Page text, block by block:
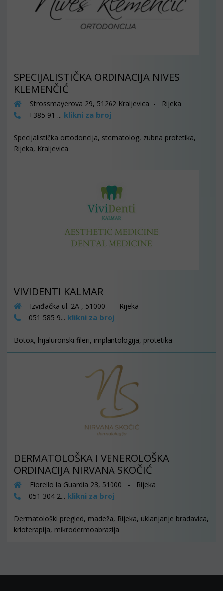
SPECIJALISTIČKA ORDINACIJA NIVES
KLEMENČIĆ
Strossmayerova 29, 51262 Kraljevica - Rijeka
+385 91 ... klikni za broj
Specijalistička ortodoncija, stomatolog, zubna protetika,
Rijeka, Kraljevica
VIVIDENTI KALMAR
Izviđačka ul. 2A , 51000 - Rijeka
051 585 9... klikni za broj
Botox, hijaluronski fileri, implantologija, protetika
DERMATOLOŠKA I VENEROLOŠKA
ORDINACIJA NIRVANA SKOČIĆ
Fiorello la Guardia 23, 51000 - Rijeka
051 304 2... klikni za broj
Dermatološki pregled, madeža, Rijeka, uklanjanje bradavica,
krioterapija, mikrodermoabrazija